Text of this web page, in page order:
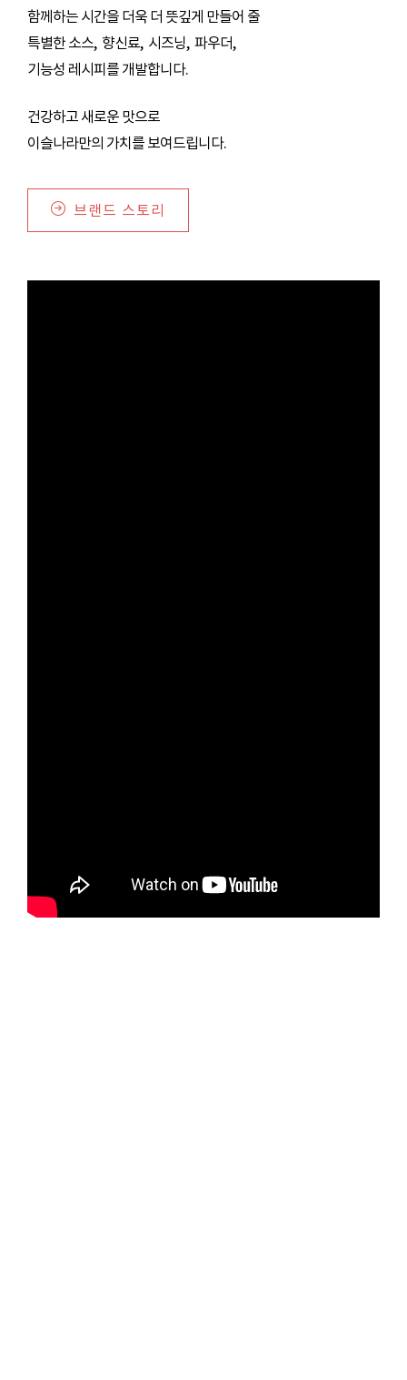
함께하는 시간을 더욱 더 뜻깊게 만들어 줄
특별한 소스, 향신료, 시즈닝, 파우더,
기능성 레시피를 개발합니다.
건강하고 새로운 맛으로
이슬나라만의 가치를 보여드립니다.
브랜드 스토리